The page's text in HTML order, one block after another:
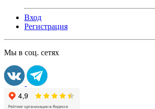
Вход
Регистрация
Мы в соц. сетях